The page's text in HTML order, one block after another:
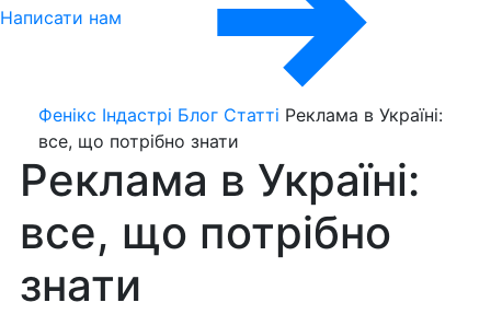
Написати нам
Фенікс Індастрі Блог Статті Реклама в Україні:
все, що потрібно знати
Реклама в Україні:
все, що потрібно
знати